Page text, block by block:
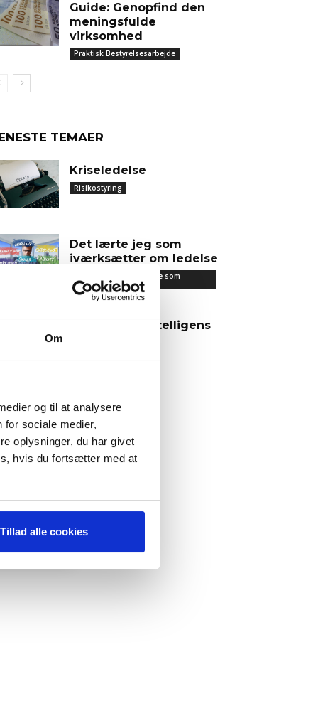
Om
og til at analysere
for sociale medier,
oplysninger, du har givet
hvis du fortsætter med at
Tillad alle cookies
Guide: Genopfind den
meningsfulde
virksomhed
Praktisk Bestyrelsesarbejde
TEMAER
Kriseledelse
Risikostyring
Det lærte jeg som
iværksætter om ledelse
Det lærte jeg om ledelse som
iværksætter
AI – Kunstig intelligens